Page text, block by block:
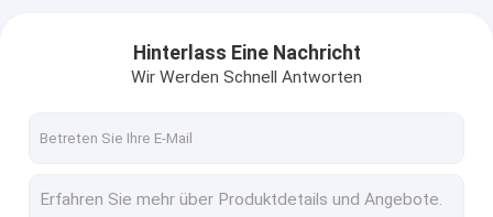
Hinterlass Eine Nachricht
Wir Werden Schnell Antworten